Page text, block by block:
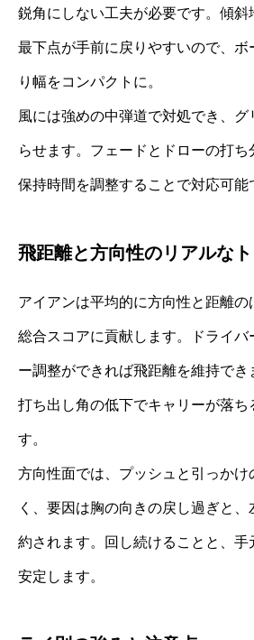
鋭角にしない工夫が必要です。傾斜
最下点が手前に戻りやすいので、ボ
り幅をコンパクトに。
風には強めの中弾道で対処でき、
らせます。フェードとドローの打
保持時間を調整することで対応可能
飛距離と方向性のリアルな
アイアンは平均的に方向性と距離の
総合スコアに貢献します。ドライバ
ー調整ができれば飛距離を維持でき
打ち出し角の低下でキャリーが落ち
す。
方向性面では、プッシュと引っかけ
く、要因は胸の向きの戻し過ぎと
約されます。回し続けることと、手
安定します。